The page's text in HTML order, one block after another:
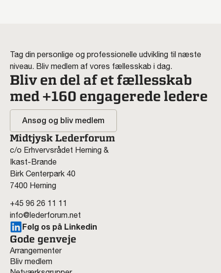
Tag din personlige og professionelle udvikling til næste
niveau. Bliv medlem af vores fællesskab i dag.
Bliv en del af et fællesskab
med +160 engagerede ledere
Ansøg og bliv medlem
Midtjysk Lederforum
c/o Erhvervsrådet Herning &
Ikast-Brande
Birk Centerpark 40
7400 Herning
+45 96 26 11 11
info@lederforum.net
Følg os på Linkedin
Gode genveje
Arrangementer
Bliv medlem